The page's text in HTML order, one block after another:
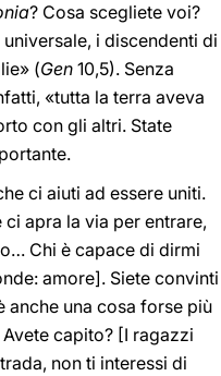
? Cosa scegliete voi?
i discendenti di
(Gen 10,5). Senza
«tutta la terra aveva
con gli altri. State
ci aiuti ad essere uniti.
apra la via per entrare,
Chi è capace di dirmi
amore]. Siete convinti
anche una cosa forse più
Avete capito? [I ragazzi
non ti interessi di